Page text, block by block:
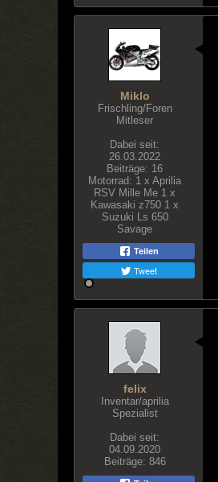
Miklo
Frischling/Foren
Mitleser
Dabei seit:
26.03.2022
Beiträge: 16
Motorrad: 1 x Aprilia
RSV Mille Me 1 x
Kawasaki z750 1 x
Suzuki Ls 650
Savage
Teilen
Tweet
felix
Inventar/aprilia
Spezialist
Dabei seit:
04.09.2020
Beiträge: 846